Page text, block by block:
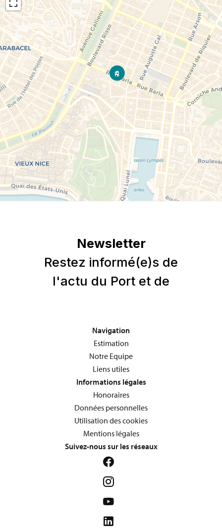
Navigation
Estimation
Notre Equipe
Liens utiles
Informations légales
Honoraires
Données personnelles
Utilisation des cookies
Mentions légales
Suivez-nous sur les réseaux